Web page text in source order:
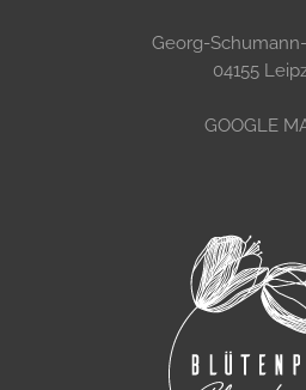
Georg-
04155
GOOGLE